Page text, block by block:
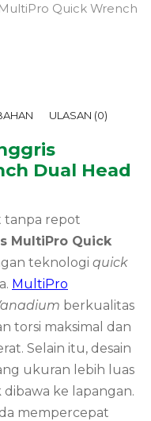
MultiPro Quick Wrench
ULASAN (0)
Dual Head
tanpa repot
MultiPro Quick
teknologi quick
MultiPro
berkualitas
torsi maksimal dan
Selain itu, desain
ukuran lebih luas
ke lapangan.
mempercepat